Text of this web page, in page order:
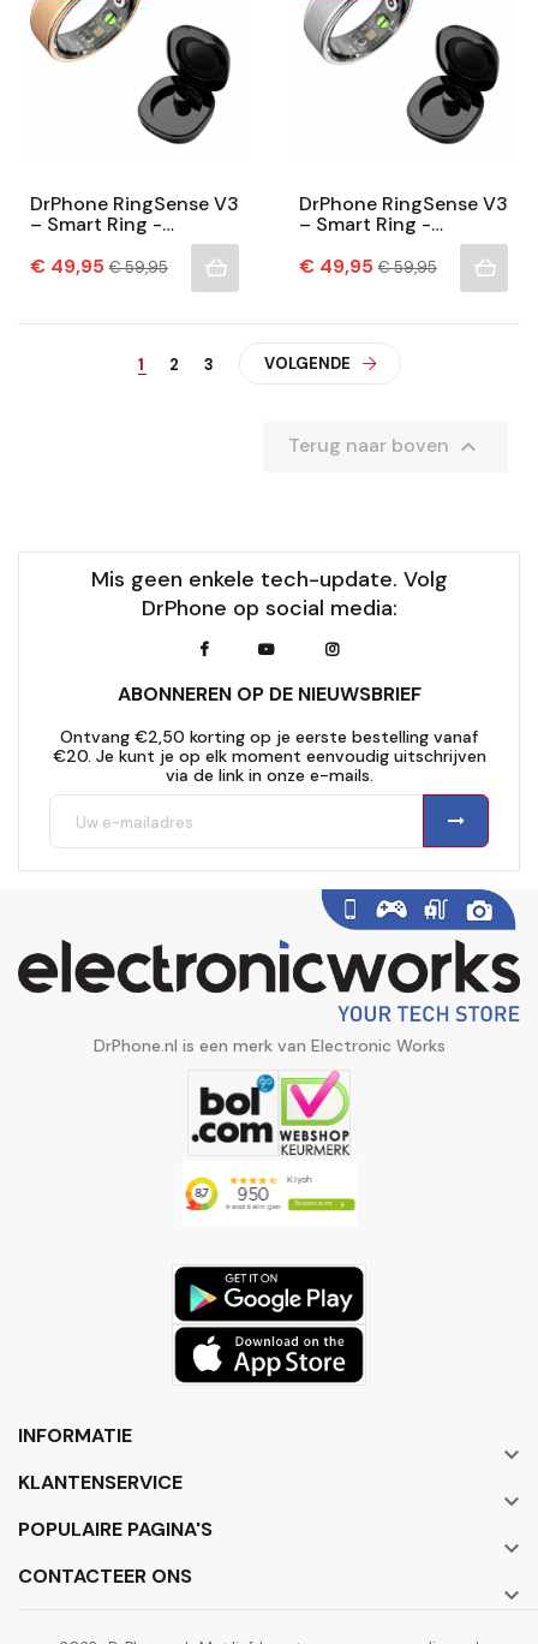
DrPhone RingSense V3
– Smart Ring -
Europese Ringmaat 57
– Slaapmonitor –
Hartslagmeter - SpO2
Prijs
€ 49,95Normale
€ 59,95
DrPhone RingSense V3
– Smart Ring -
Europese Ringmaat 54
- 5ATM Waterdicht –
Prijs
€ 49,95Normale
€ 59,95
1 2 3 VOLGENDE
Terug naar boven 
Mis geen enkele tech-update. Volg
DrPhone op social media:
ABONNEREN OP DE NIEUWSBRIEF
Ontvang €2,50 korting op je eerste bestelling vanaf
€20. Je kunt je op elk moment eenvoudig uitschrijven
via de link in onze e-mails.
DrPhone.nl is een merk van Electronic Works
INFORMATIE

KLANTENSERVICE

POPULAIRE PAGINA'S

CONTACTEER ONS
